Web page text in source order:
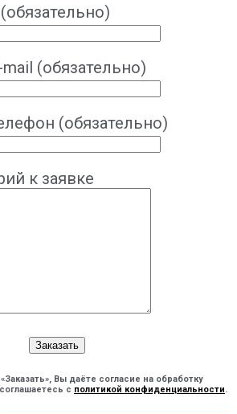
(обязательно)
(обязательно)
к заявке
Вы даёте согласие на обработку
с политикой конфиденциальности.